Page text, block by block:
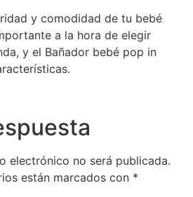
y comodidad de tu bebé
a la hora de elegir
y el Bañador bebé pop in
electrónico no será publicada.
están marcados con *